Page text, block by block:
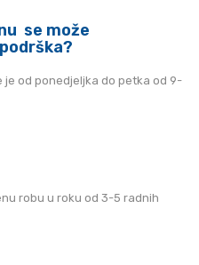
se može
od ponedjeljka do petka od 9-
robu u roku od 3-5 radnih